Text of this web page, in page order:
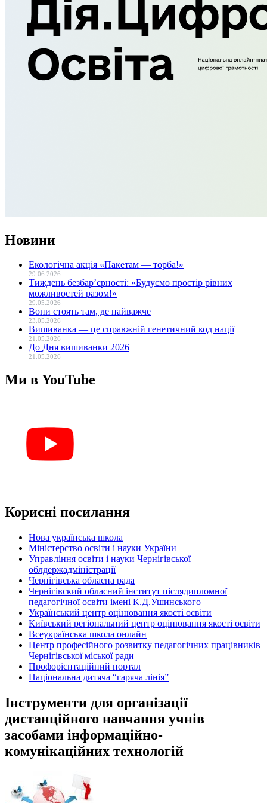
Новини
Екологічна акція «Пакетам — торба!»
29.06.2026
Тиждень безбар’єрності: «Будуємо простір рівних
можливостей разом!»
29.05.2026
Вони стоять там, де найважче
23.05.2026
Вишиванка — це справжній генетичний код нації
21.05.2026
До Дня вишиванки 2026
21.05.2026
Ми в YouTube
Корисні посилання
Нова українська школа
Міністерство освіти і науки України
Управління освіти і науки Чернігівської
облдержадміністрації
Чернігівська обласна рада
Чернігівский обласний інститут післядипломної
педагогічної освіти імені К.Д.Ушинського
Український центр оцінювання якості освіти
Київський регіональний центр оцінювання якості освіти
Всеукраїнська школа онлайн
Центр професійного розвитку педагогічних працівників
Чернігівської міської ради
Профорієнтаційний портал
Національна дитяча “гаряча лінія”
Інструменти для організації
дистанційного навчання учнів
засобами інформаційно-
комунікаційних технологій